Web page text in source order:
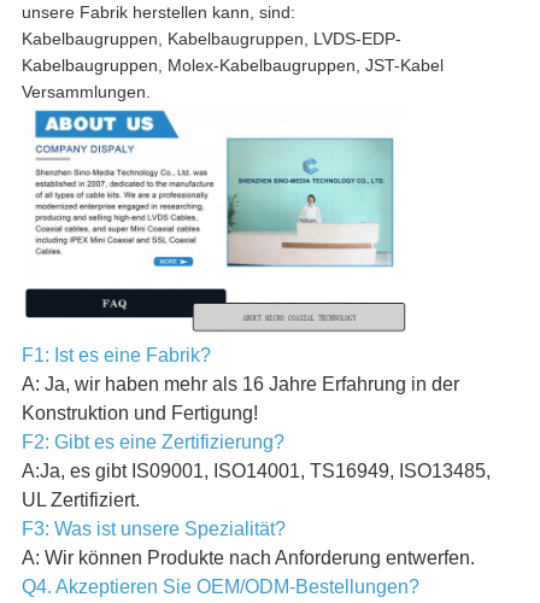
unsere Fabrik herstellen kann, sind:
Kabelbaugruppen, Kabelbaugruppen, LVDS-EDP-
Kabelbaugruppen, Molex-Kabelbaugruppen, JST-Kabel
Versammlungen.
F1: Ist es eine Fabrik?
A: Ja, wir haben mehr als 16 Jahre Erfahrung in der
Konstruktion und Fertigung!
F2: Gibt es eine Zertifizierung?
A:Ja, es gibt IS09001, ISO14001, TS16949, ISO13485,
UL Zertifiziert.
F3: Was ist unsere Spezialität?
A: Wir können Produkte nach Anforderung entwerfen.
Q4. Akzeptieren Sie OEM/ODM-Bestellungen?